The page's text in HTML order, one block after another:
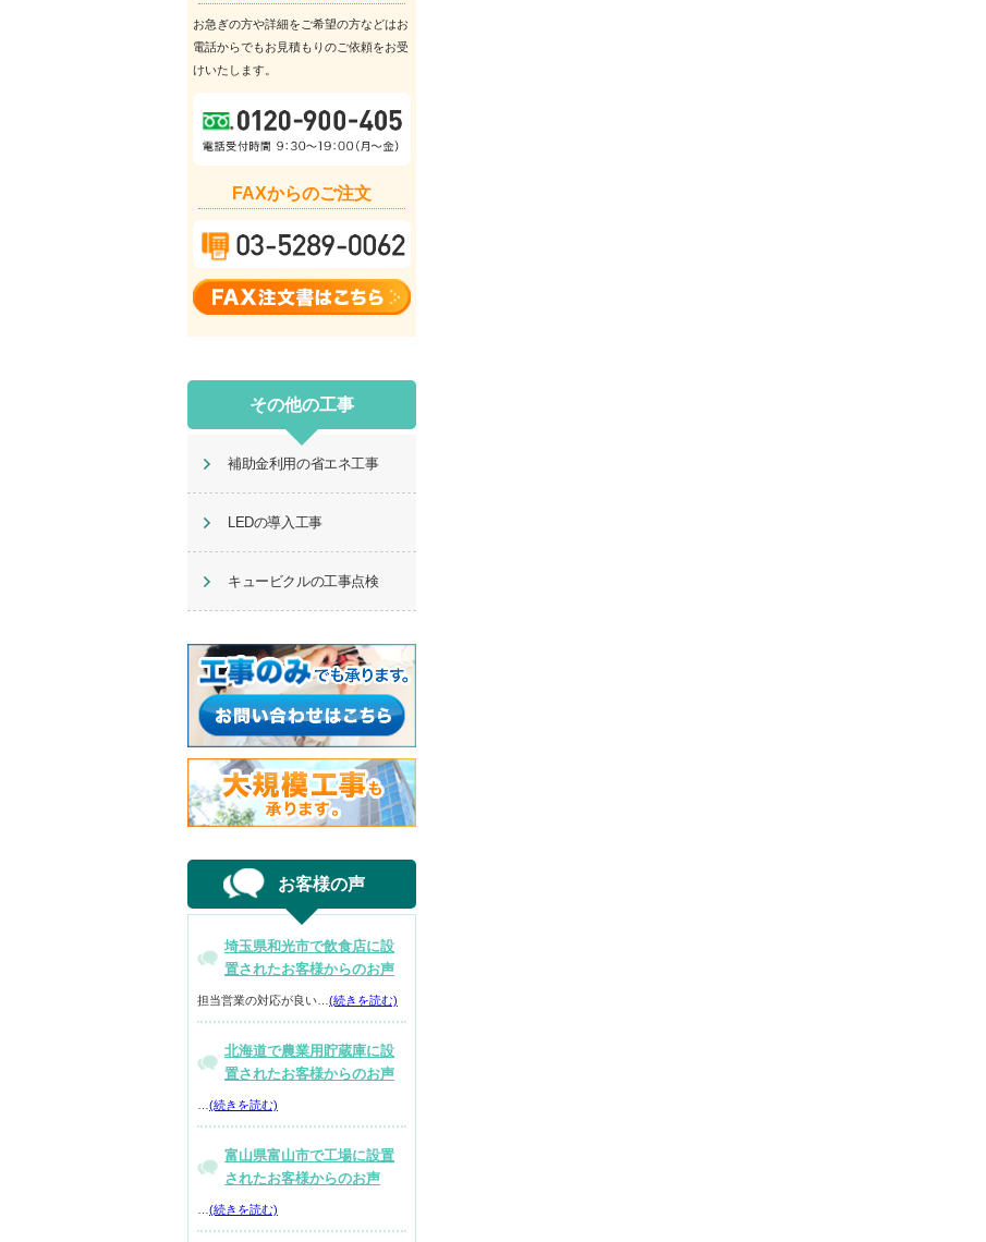
お急ぎの方や詳細をご希望の方などはお
電話からでもお見積もりのご依頼をお受
けいたします。
FAXからのご注文
その他の工事
補助金利用の省エネ工事
LEDの導入工事
キュービクルの工事点検
お客様の声
埼玉県和光市で飲食店に設
置されたお客様からのお声
担当営業の対応が良い… (続きを読む)
北海道で農業用貯蔵庫に設
置されたお客様からのお声
(続きを読む)
富山県富山市で工場に設置
されたお客様からのお声
(続きを読む)